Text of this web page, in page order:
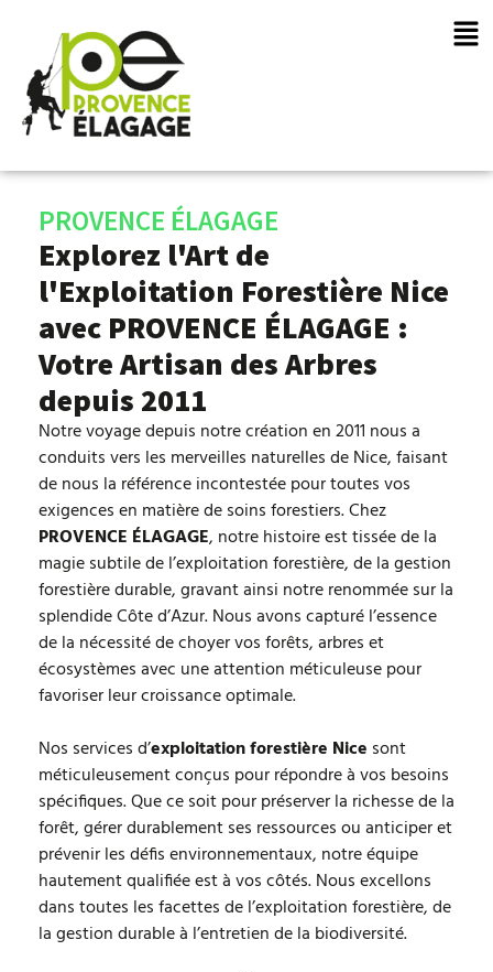
PROVENCE ÉLAGAGE
Explorez l'Art de
l'Exploitation Forestière Nice
avec PROVENCE ÉLAGAGE :
Votre Artisan des Arbres
depuis 2011
Notre voyage depuis notre création en 2011 nous a
conduits vers les merveilles naturelles de Nice, faisant
de nous la référence incontestée pour toutes vos
exigences en matière de soins forestiers. Chez
PROVENCE ÉLAGAGE, notre histoire est tissée de la
magie subtile de l’exploitation forestière, de la gestion
forestière durable, gravant ainsi notre renommée sur la
splendide Côte d’Azur. Nous avons capturé l’essence
de la nécessité de choyer vos forêts, arbres et
écosystèmes avec une attention méticuleuse pour
favoriser leur croissance optimale.
Nos services d’exploitation forestière Nice sont
méticuleusement conçus pour répondre à vos besoins
spécifiques. Que ce soit pour préserver la richesse de la
forêt, gérer durablement ses ressources ou anticiper et
prévenir les défis environnementaux, notre équipe
hautement qualifiée est à vos côtés. Nous excellons
dans toutes les facettes de l’exploitation forestière, de
la gestion durable à l’entretien de la biodiversité.